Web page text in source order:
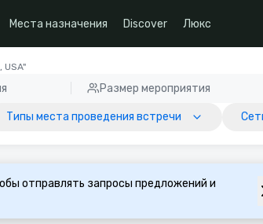
Места назначения Discover Люкс
USA"
Размер мероприятия
Типы места проведения встречи
отправлять запросы предложений и